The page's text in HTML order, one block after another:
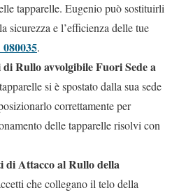
tapparelle. Eugenio può sostituirli
sicurezza e l’efficienza delle tue
080035.
Rullo avvolgibile Fuori Sede a
si è spostato dalla sua sede
correttamente per
delle tapparelle risolvi con
di Attacco al Rullo della
che collegano il telo della